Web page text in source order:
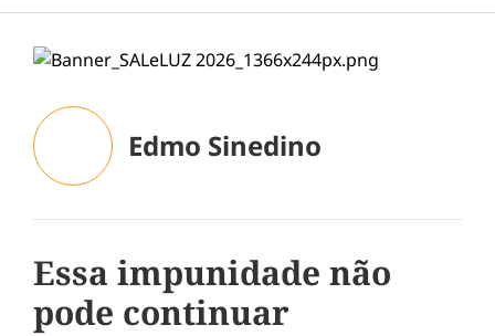
Edmo Sinedino
Essa impunidade não
pode continuar